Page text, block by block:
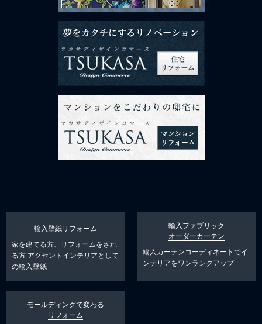
輸入壁紙リフォーム
家を建てる方、リフォームをされ
る方 アクセントインテリアとして
の輸入壁紙
輸入ファブリック
オーダーカーテン
輸入カーテンコーディネートでイ
ンテリアをワンランクアップ
モールディングで変わる
リフォーム